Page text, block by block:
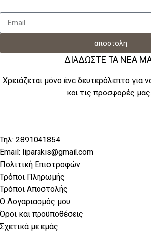
αποστολη
ΔΙΑΔΩΣΤΕ ΤΑ ΝΕΑ
Χρειάζεται μόνο ένα δευτερόλεπτο για
και τις προσφορές
Τηλ: 2891041854
Email: liparakis@gmail.com
Πολιτική Επιστροφών
Τρόποι Πληρωμής
Τρόποι Αποστολής
Ο Λογαριασμός μου
Όροι και προϋποθέσεις
Σχετικά με εμάς